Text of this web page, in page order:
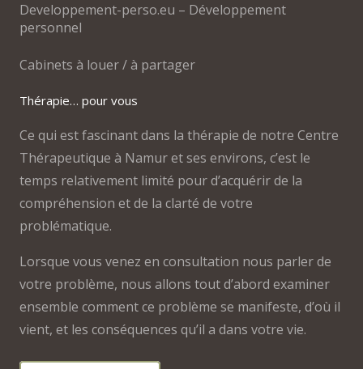
Developpement-perso.eu – Développement
personnel
Cabinets à louer / à partager
Thérapie… pour vous
Ce qui est fascinant dans la thérapie de notre Centre
Thérapeutique à Namur et ses environs, c’est le
temps relativement limité pour d’acquérir de la
compréhension et de la clarté de votre
problématique.
Lorsque vous venez en consultation nous parler de
votre problème, nous allons tout d’abord examiner
ensemble comment ce problème se manifeste, d’où il
vient, et les conséquences qu’il a dans votre vie.